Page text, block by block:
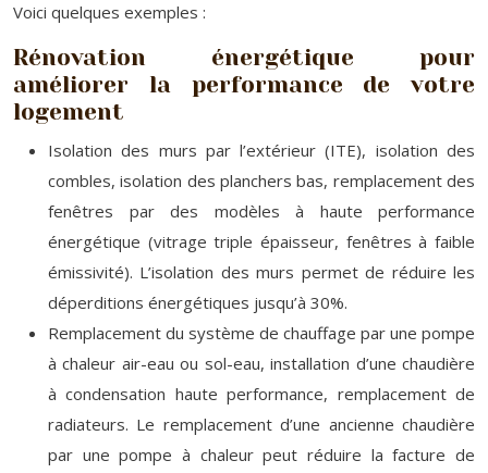
Voici quelques exemples :
Rénovation énergétique pour
améliorer la performance de votre
logement
Isolation des murs par l’extérieur (ITE), isolation des
combles, isolation des planchers bas, remplacement des
fenêtres par des modèles à haute performance
énergétique (vitrage triple épaisseur, fenêtres à faible
émissivité). L’isolation des murs permet de réduire les
déperditions énergétiques jusqu’à 30%.
Remplacement du système de chauffage par une pompe
à chaleur air-eau ou sol-eau, installation d’une chaudière
à condensation haute performance, remplacement de
radiateurs. Le remplacement d’une ancienne chaudière
par une pompe à chaleur peut réduire la facture de